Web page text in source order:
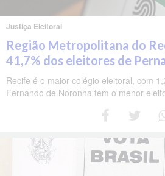
Justiça Eleitoral
Região Metropolitana do
41,7% dos eleitores de
Recife é o maior colégio eleitoral, com
Fernando de Noronha tem o menor